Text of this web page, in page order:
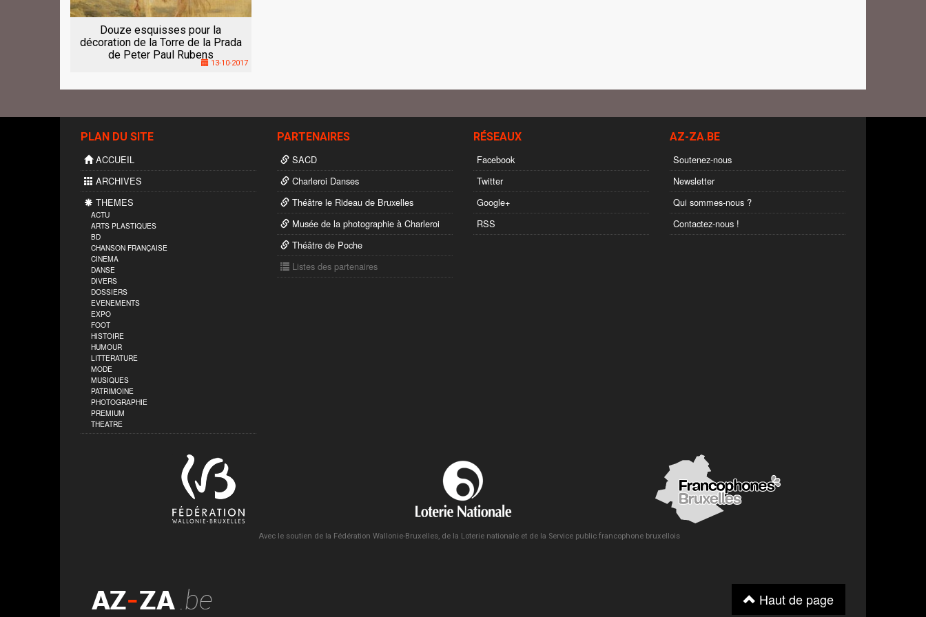
Douze esquisses pour la
décoration de la Torre de la Prada
de Peter Paul Rubens
13-10-2017
PLAN DU SITE
ACCUEIL
ARCHIVES
THEMES
ACTU
ARTS PLASTIQUES
BD
CHANSON FRANÇAISE
CINEMA
DANSE
DIVERS
DOSSIERS
EVENEMENTS
EXPO
FOOT
HISTOIRE
HUMOUR
LITTERATURE
MODE
MUSIQUES
PATRIMOINE
PHOTOGRAPHIE
PREMIUM
THEATRE
PARTENAIRES
SACD
Charleroi Danses
Théâtre le Rideau de Bruxelles
Musée de la photographie à Charleroi
Théâtre de Poche
Listes des partenaires
RÉSEAUX
Facebook
Twitter
Google+
RSS
AZ-ZA.BE
Soutenez-nous
Newsletter
Qui sommes-nous ?
Contactez-nous !
Avec le soutien de la Fédération Wallonie-Bruxelles, de la Loterie nationale et de la Service public francophone bruxellois
Haut de page